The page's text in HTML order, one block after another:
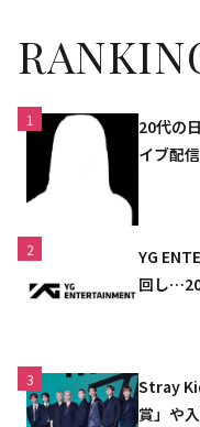
1
20代の
イブ配
2
YG
回し
3
Stray
賞」や